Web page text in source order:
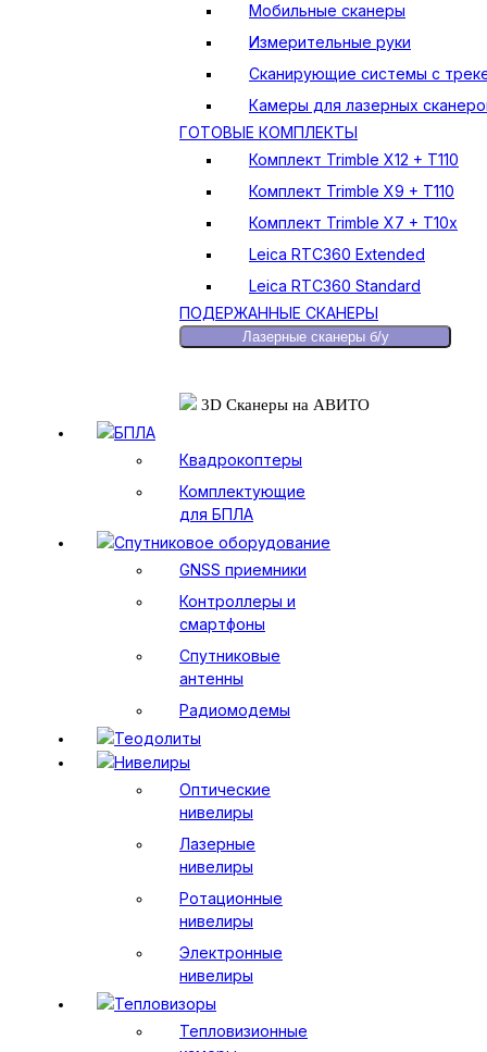
Мобильные сканеры
Измерительные руки
Сканирующие системы с
Камеры для лазерных
ГОТОВЫЕ КОМПЛЕКТЫ
Комплект Trimble X12 + T110
Комплект Trimble X9 + T110
Комплект Trimble X7 + T10x
Leica RTC360 Extended
Leica RTC360 Standard
ПОДЕРЖАННЫЕ СКАНЕРЫ
Лазерные сканеры б/у
3D Сканеры на АВИТО
БПЛА
Квадрокоптеры
Комплектующие
для БПЛА
Спутниковое оборудование
GNSS приемники
Контроллеры и
смартфоны
Спутниковые
антенны
Радиомодемы
Теодолиты
Нивелиры
Оптические
нивелиры
Лазерные
нивелиры
Ротационные
нивелиры
Электронные
нивелиры
Тепловизоры
Тепловизионные